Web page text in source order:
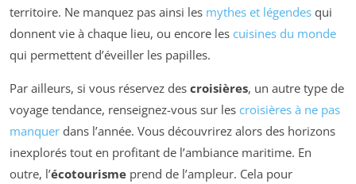
territoire. Ne manquez pas ainsi les mythes et légendes qui
donnent vie à chaque lieu, ou encore les cuisines du monde
qui permettent d’éveiller les papilles.
Par ailleurs, si vous réservez des croisières, un autre type de
voyage tendance, renseignez-vous sur les croisières à ne pas
manquer dans l’année. Vous découvrirez alors des horizons
inexplorés tout en profitant de l’ambiance maritime. En
outre, l’écotourisme prend de l’ampleur. Cela pour